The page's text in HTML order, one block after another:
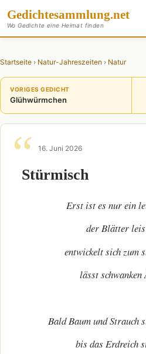
Gedichtesammlung.net
Wo Gedichte eine Heimat finden
Startseite › Natur-Jahreszeiten › Natur
VORIGES GEDICHT
Glühwürmchen
16. Juni 2026
Stürmisch
Erst ist es nur ein
der Blätter leis
entwickelt sich zum
lässt schwanken
Bald Baum und Strauch
bis das Erdreich